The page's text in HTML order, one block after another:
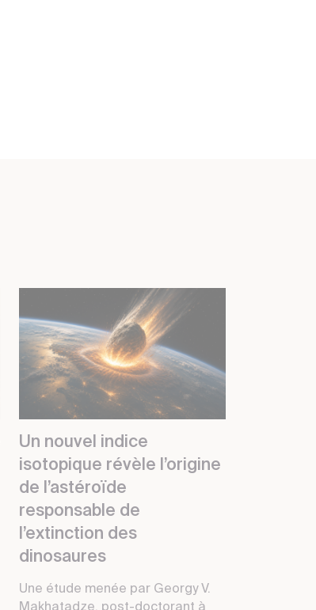
Un nouvel indice
isotopique révèle l’origine
de l’astéroïde
responsable de
l’extinction des
dinosaures
Une étude menée par Georgy V.